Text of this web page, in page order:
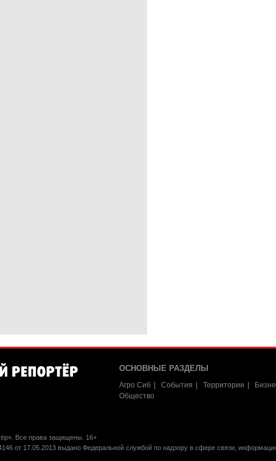
ОСНОВНЫЕ РАЗДЕЛЫ
Агро Сиб События Территории
Общество
Все права защищены. 16+
от 17.05.2013 выдано Федеральной службой по надзору в сфере связи,